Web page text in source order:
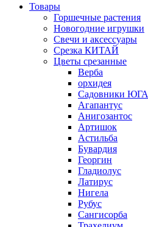
Товары
Горшечные растения
Новогодние игрушки
Свечи и аксессуары
Срезка КИТАЙ
Цветы срезанные
Верба
орхидея
Садовники ЮГА
Агапантус
Анигозантос
Артишок
Астильба
Бувардия
Георгин
Гладиолус
Латирус
Нигела
Рубус
Сангисорба